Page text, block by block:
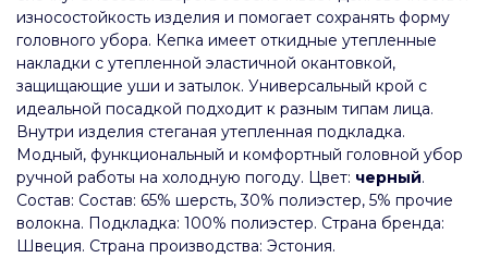
износостойкость изделия и помогает сохранять форму
головного убора. Кепка имеет откидные утепленные
накладки с утепленной эластичной окантовкой,
защищающие уши и затылок. Универсальный крой с
идеальной посадкой подходит к разным типам лица.
Внутри изделия стеганая утепленная подкладка.
Модный, функциональный и комфортный головной убор
ручной работы на холодную погоду. Цвет: черный.
Состав: Состав: 65% шерсть, 30% полиэстер, 5% прочие
волокна. Подкладка: 100% полиэстер. Страна бренда:
Швеция. Страна производства: Эстония.